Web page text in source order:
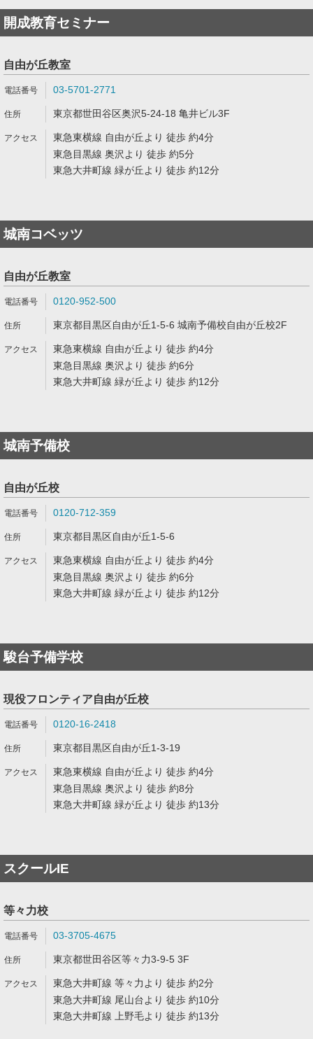
開成教育セミナー
自由が丘教室
03-5701-2771
東京都世田谷区奥沢5-24-18 亀井ビル3F
東急東横線 自由が丘より 徒歩 約4分
東急目黒線 奥沢より 徒歩 約5分
東急大井町線 緑が丘より 徒歩 約12分
城南コベッツ
自由が丘教室
0120-952-500
東京都目黒区自由が丘1-5-6 城南予備校自由が丘校2F
東急東横線 自由が丘より 徒歩 約4分
東急目黒線 奥沢より 徒歩 約6分
東急大井町線 緑が丘より 徒歩 約12分
城南予備校
自由が丘校
0120-712-359
東京都目黒区自由が丘1-5-6
東急東横線 自由が丘より 徒歩 約4分
東急目黒線 奥沢より 徒歩 約6分
東急大井町線 緑が丘より 徒歩 約12分
駿台予備学校
現役フロンティア自由が丘校
0120-16-2418
東京都目黒区自由が丘1-3-19
東急東横線 自由が丘より 徒歩 約4分
東急目黒線 奥沢より 徒歩 約8分
東急大井町線 緑が丘より 徒歩 約13分
スクールIE
等々力校
03-3705-4675
東京都世田谷区等々力3-9-5 3F
東急大井町線 等々力より 徒歩 約2分
東急大井町線 尾山台より 徒歩 約10分
東急大井町線 上野毛より 徒歩 約13分